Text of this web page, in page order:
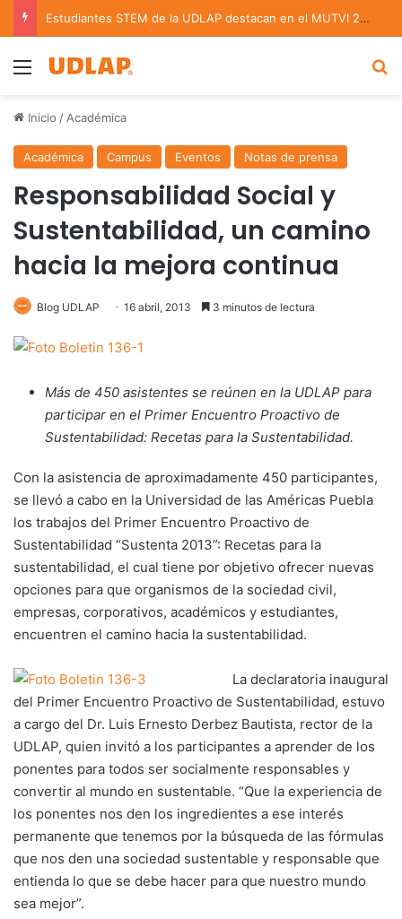
Estudiantes STEM de la UDLAP destacan en el MUTVI 2026
Menu
Inicio / Académica
Académica Campus Eventos Notas de prensa
Responsabilidad Social y
Sustentabilidad, un camino
hacia la mejora continua
Blog UDLAP 16 abril, 2013 3 minutos de lectura
Más de 450 asistentes se reúnen en la UDLAP para
participar en el Primer Encuentro Proactivo de
Sustentabilidad: Recetas para la Sustentabilidad.
Con la asistencia de aproximadamente 450 participantes,
se llevó a cabo en la Universidad de las Américas Puebla
los trabajos del Primer Encuentro Proactivo de
Sustentabilidad “Sustenta 2013”: Recetas para la
sustentabilidad, el cual tiene por objetivo ofrecer nuevas
opciones para que organismos de la sociedad civil,
empresas, corporativos, académicos y estudiantes,
encuentren el camino hacia la sustentabilidad.
La declaratoria inaugural
del Primer Encuentro Proactivo de Sustentabilidad, estuvo
a cargo del Dr. Luis Ernesto Derbez Bautista, rector de la
UDLAP, quien invitó a los participantes a aprender de los
ponentes para todos ser socialmente responsables y
convertir al mundo en sustentable. “Que la experiencia de
los ponentes nos den los ingredientes a ese interés
permanente que tenemos por la búsqueda de las fórmulas
que nos den una sociedad sustentable y responsable que
entienda lo que se debe hacer para que nuestro mundo
sea mejor”.